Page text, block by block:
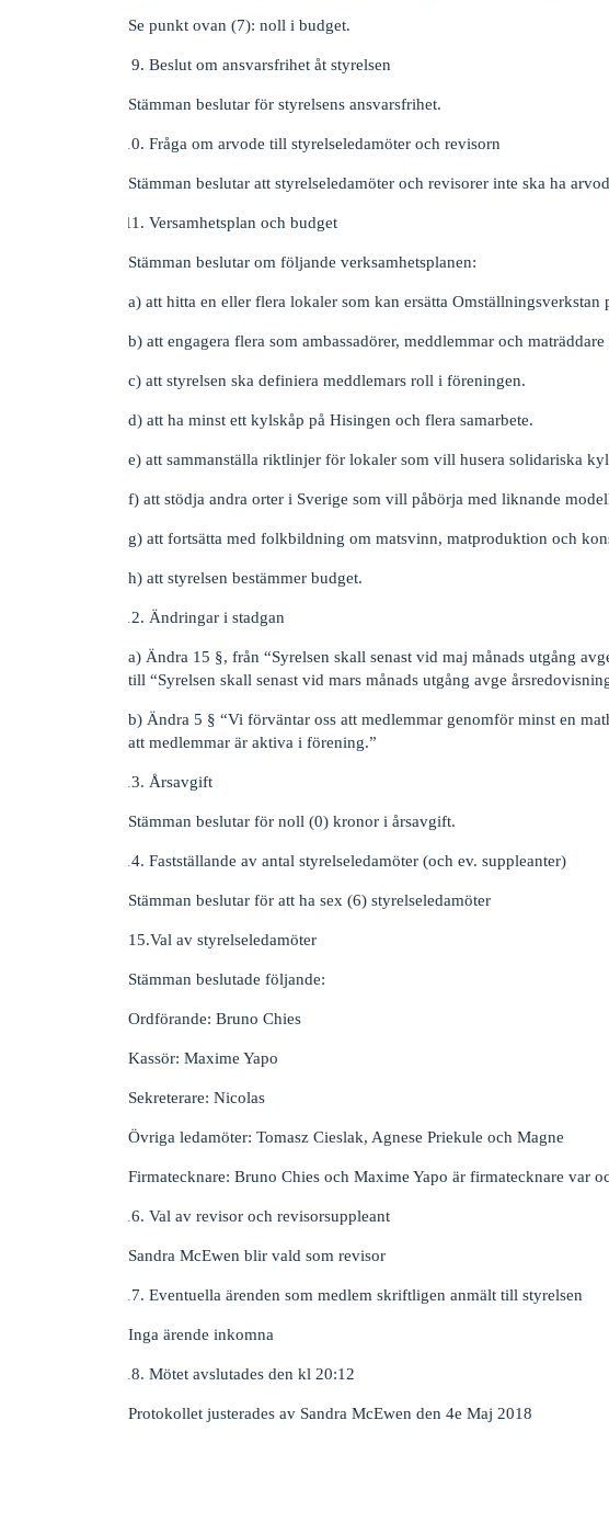
Se punkt ovan (7): noll i budget.
Beslut om ansvarsfrihet åt styrelsen
Stämman beslutar för styrelsens ansvarsfrihet.
Fråga om arvode till styrelseledamöter och revisorn
Stämman beslutar att styrelseledamöter och revisorer inte ska ha
Versamhetsplan och budget
Stämman beslutar om följande verksamhetsplanen:
a) att hitta en eller flera lokaler som kan ersätta Omställningsverkstan
b) att engagera flera som ambassadörer, meddlemmar och
c) att styrelsen ska definiera meddlemars roll i föreningen.
d) att ha minst ett kylskåp på Hisingen och flera samarbete.
e) att sammanställa riktlinjer för lokaler som vill husera solidariska
f) att stödja andra orter i Sverige som vill påbörja med liknande
g) att fortsätta med folkbildning om matsvinn, matproduktion och
h) att styrelsen bestämmer budget.
Ändringar i stadgan
a) Ändra 15 §, från “Syrelsen skall senast vid maj månads utgång
till “Syrelsen skall senast vid mars månads utgång avge
b) Ändra 5 § “Vi förväntar oss att medlemmar genomför minst en
att medlemmar är aktiva i förening.”
Årsavgift
Stämman beslutar för noll (0) kronor i årsavgift.
Fastställande av antal styrelseledamöter (och ev. suppleanter)
Stämman beslutar för att ha sex (6) styrelseledamöter
15.Val av styrelseledamöter
Stämman beslutade följande:
Ordförande: Bruno Chies
Kassör: Maxime Yapo
Sekreterare: Nicolas
Övriga ledamöter: Tomasz Cieslak, Agnese Priekule och Magne
Firmatecknare: Bruno Chies och Maxime Yapo är firmatecknare var
Val av revisor och revisorsuppleant
Sandra McEwen blir vald som revisor
Eventuella ärenden som medlem skriftligen anmält till styrelsen
Inga ärende inkomna
Mötet avslutades den kl 20:12
Protokollet justerades av Sandra McEwen den 4e Maj 2018